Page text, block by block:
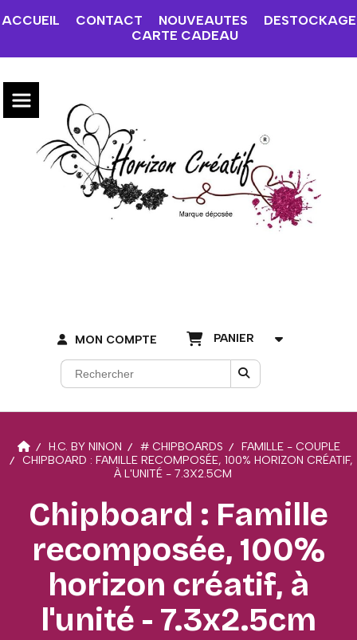
ACCUEIL CONTACT NOUVEAUTES
DESTOCKAGE
CARTE CADEAU
MON COMPTE PANIER
H.C. BY NINON # CHIPBOARDS
FAMILLE - COUPLE
CHIPBOARD : FAMILLE RECOMPOSÉE, 100% HORIZON CRÉATIF,
À L'UNITÉ - 7.3X2.5CM
Chipboard : Famille
recomposée, 100%
horizon créatif, à
l'unité - 7.3x2.5cm